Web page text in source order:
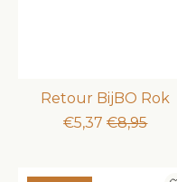
Retour BijBO Rok
€5,37 €8,95